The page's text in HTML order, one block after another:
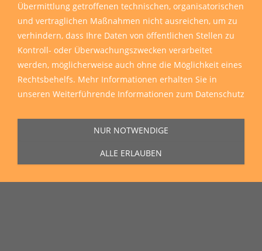
der Rufnummer0271 77 00 10 50in unserem Showroom in der Hagener
Übermittlung getroffenen technischen, organisatorischen
und vertraglichen Maßnahmen nicht ausreichen, um zu
verhindern, dass Ihre Daten von öffentlichen Stellen zu
Kontroll- oder Überwachungszwecken verarbeitet
werden, möglicherweise auch ohne die Möglichkeit eines
Rechtsbehelfs. Mehr Informationen erhalten Sie in
unseren Weiterführende Informationen zum Datenschutz
NUR NOTWENDIGE
ALLE ERLAUBEN